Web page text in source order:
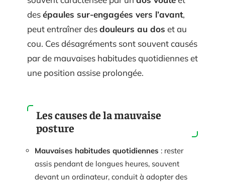
desépaules sur-engagées vers l’avant,
peut entraîner desdouleurs au dos et au
cou. Ces désagréments sont souvent causés
par de mauvaises habitudes quotidiennes et
une position assise prolongée.
Les causes de la mauvaise
posture
Mauvaises habitudes quotidiennes : rester
assis pendant de longues heures, souvent
devant un ordinateur, conduit à adopter des